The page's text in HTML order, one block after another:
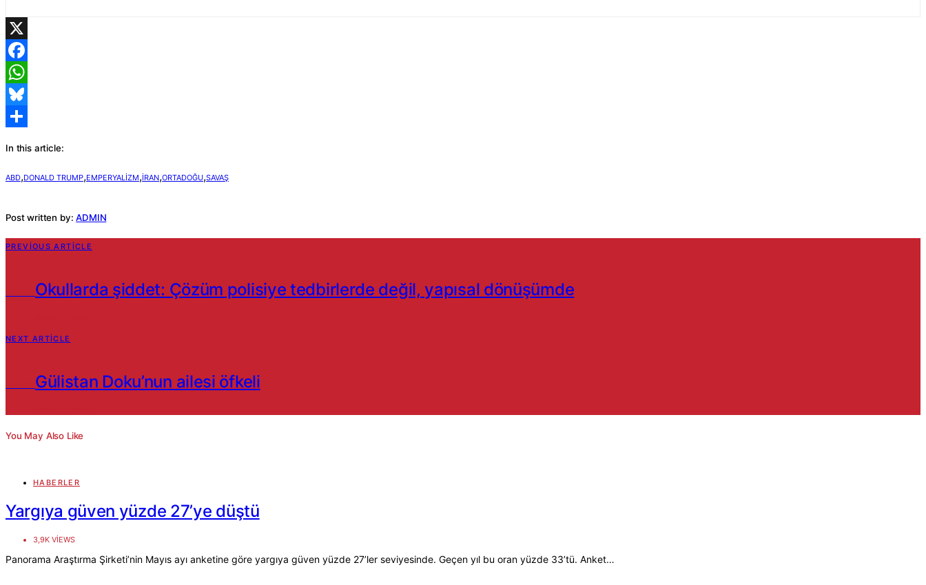
X
Facebook
WhatsApp
Bluesky
In this article:
ABD,DONALD TRUMP,EMPERYALIZM,IRAN,ORTADOĞU,SAVAŞ
Post written by: ADMIN
PREVIOUS ARTICLE
Okullarda şiddet: Çözüm polisiye tedbirlerde değil, yapısal dönüşümde
NEXT ARTICLE
Gülistan Doku’nun ailesi öfkeli
You May Also Like
HABERLER
Yargıya güven yüzde 27’ye düştü
3,9K VIEWS
Panorama Araştırma Şirketi’nin Mayıs ayı anketine göre yargıya güven yüzde 27’ler seviyesinde. Geçen yıl bu oran yüzde 33’tü. Anket…